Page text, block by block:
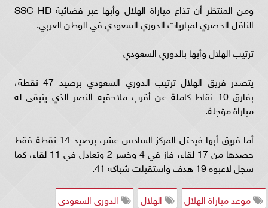
ومن المنتظر أن تذاع مباراة الهلال وأبها عبر فضائية SSC HD
الناقل الحصري لمباريات الدوري السعودي في الوطن العربي.
ترتيب الهلال وأبها بالدوري السعودي
يتصدر فريق الهلال ترتيب الدوري السعودي برصيد 47 نقطة،
بفارق 10 نقاط كاملة عن أقرب ملاحقيه النصر الذي يتبقى له
مباراة مؤجلة.
أما فريق أبها فيحتل المركز السادس عشر، برصيد 14 نقطة فقط
حصدها من 17 لقاء، فاز في 4 وخسر 2 وتعادل في 11 لقاء، كما
سجل لاعبوه 19 هدف واستقبلت شباكه 41.
موعد مباراة الهلال
الهلال
الدورى السعودى